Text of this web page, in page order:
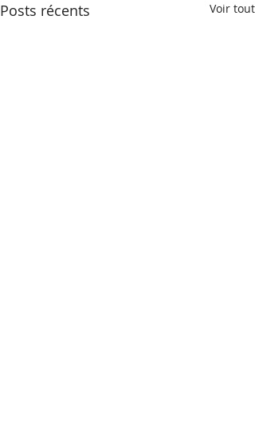
Posts récents Voir tout